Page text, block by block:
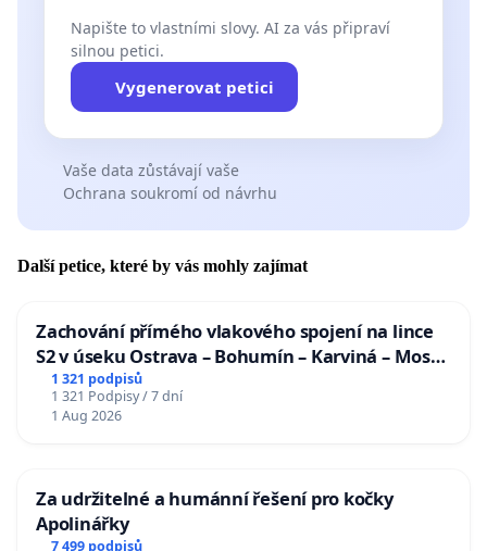
Napište to vlastními slovy. AI za vás připraví
silnou petici.
Vygenerovat petici
Vaše data zůstávají vaše
Ochrana soukromí od návrhu
Další petice, které by vás mohly zajímat
Zachování přímého vlakového spojení na lince
S2 v úseku Ostrava – Bohumín – Karviná – Mosty
u Jablunkova
1 321 podpisů
1 321 Podpisy / 7 dní
1 Aug 2026
Za udržitelné a humánní řešení pro kočky
Apolinářky
7 499 podpisů